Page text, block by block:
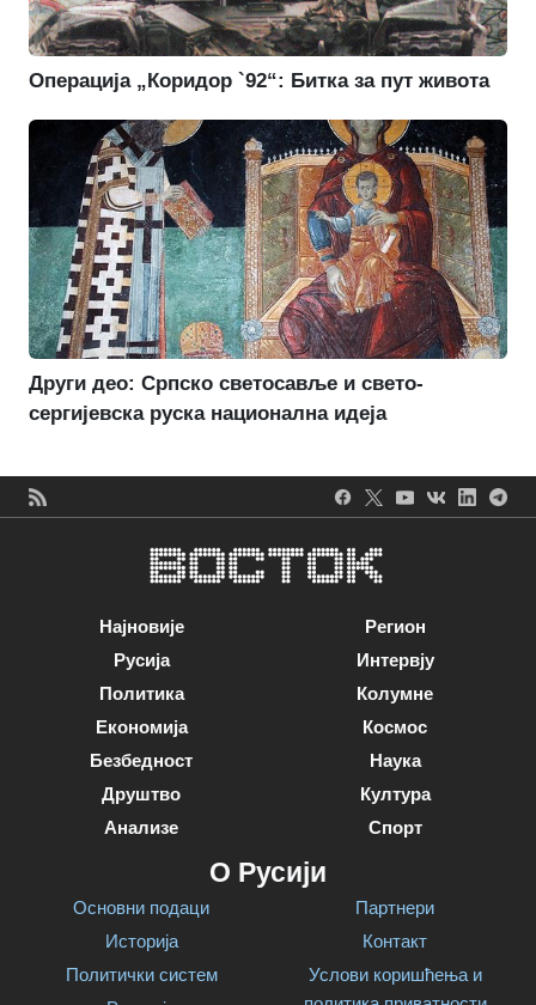
Операција „Коридор `92“: Битка за пут живота
Други део: Српско светосавље и свето-
сергијевска руска национална идеја
Најновије
Русија
Политика
Економија
Безбедност
Друштво
Анализе
Регион
Интервју
Колумне
Космос
Наука
Култура
Спорт
О Русији
Основни подаци
Историја
Политички систем
Партнери
Контакт
Услови коришћења и